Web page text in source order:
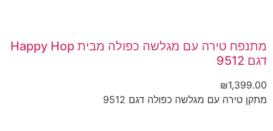
מתנפח טירה עם מגלשה כפולה מבית Happy Hop
דגם 9512
₪1,399.00
מתקן טירה עם מגלשה כפולה דגם 9512